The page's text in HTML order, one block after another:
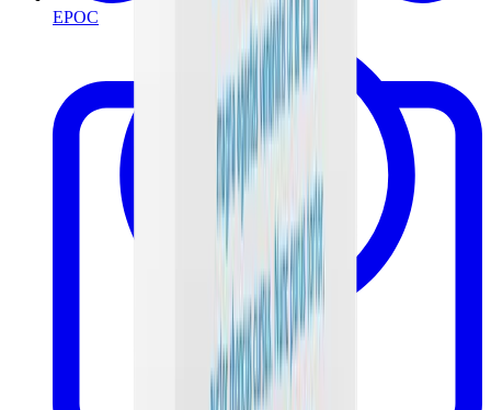
EPOC